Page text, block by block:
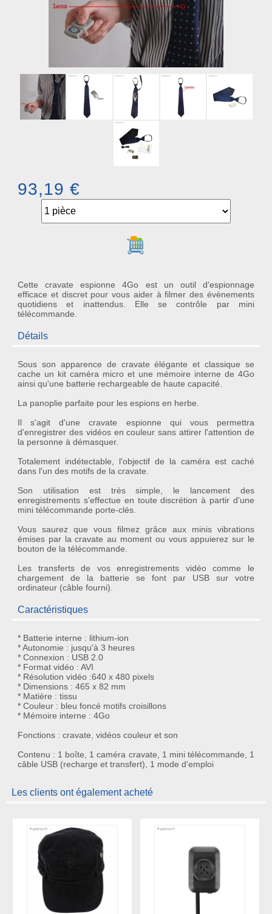
93,19 €
Ajouter au panier
Cette cravate espionne 4Go est un outil d'espionnage
efficace et discret pour vous aider à filmer des évènements
quotidiens et inattendus. Elle se contrôle par mini
télécommande.
Détails
Sous son apparence de cravate élégante et classique se
cache un kit caméra microet une mémoire interne de 4Go
ainsi qu'une batterie rechargeable de haute capacité.
La panoplie parfaite pour les espionsen herbe.
Il s'agit d'unecravate espionne qui vous permettra
d'enregistrer des vidéos en couleur sans attirer l'attention de
la personne à démasquer.
Totalement indétectable , l'objectif de la caméra estcaché
dans l'un des motifs de la cravate.
Son utilisation est très simple, le lancement des
enregistrements s'effectue en toutediscrétion à partir d'une
mini télécommande porte-clés.
Vous saurez que vous filmez grâce aux minisvibrations
émises par la cravate au moment ou vous appuierez sur le
bouton de la télécommande.
Les transferts de vos enregistrements vidéo comme le
chargement de la batterie se font par USB sur votre
ordinateur (câble fourni).
Caractéristiques
* Batterie interne : lithium-ion
* Autonomie : jusqu'à 3 heures
* Connexion : USB 2.0
* Format vidéo : AVI
* Résolution vidéo :640 x 480 pixels
* Dimensions : 465 x 82 mm
* Matière : tissu
* Couleur : bleu foncé motifs croisillons
* Mémoire interne : 4Go
Fonctions : cravate, vidéos couleur et son
Contenu : 1 boîte, 1 caméra cravate, 1 mini télécommande, 1
câble USB (recharge et transfert), 1 mode d'emploi
Les clients ont également acheté